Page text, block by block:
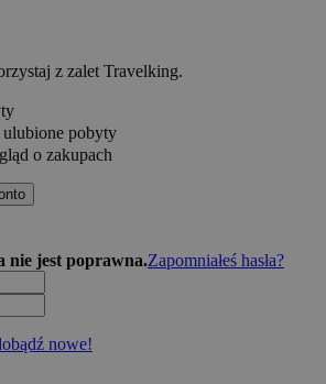
z zalet Travelking.
pobyty
o zakupach
nie jest poprawna.Zapomniałeś hasła?
nowe!